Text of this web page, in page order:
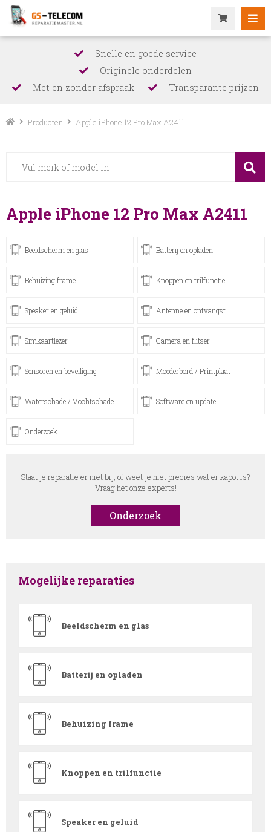
Snelle en goede service
Originele onderdelen
Met en zonder afspraak
Transparante prijzen
Producten Apple iPhone 12 Pro Max A2411
Apple iPhone 12 Pro Max A2411
Beeldscherm en glas Batterij en opladen
Behuizing frame Knoppen en trilfunctie
Speaker en geluid Antenne en ontvangst
Simkaartlezer Camera en flitser
Sensoren en beveiliging Moederbord / Printplaat
Waterschade / Vochtschade Software en update
Onderzoek
Staat je reparatie er niet bij, of weet je niet precies wat er kapot is?
Vraag het onze experts!
Onderzoek
Mogelijke reparaties
Beeldscherm en glas
Batterij en opladen
Behuizing frame
Knoppen en trilfunctie
Speaker en geluid